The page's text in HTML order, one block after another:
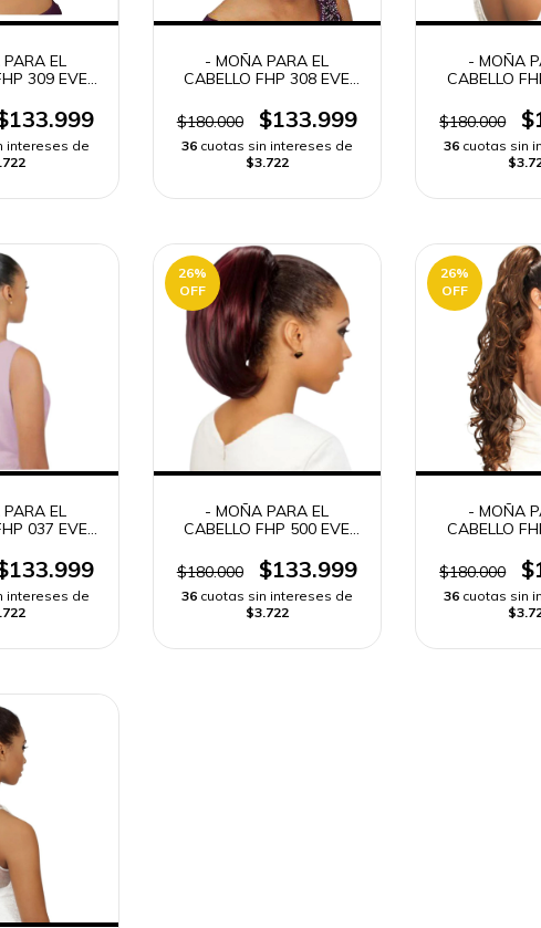
EL
309 EVE
-
intereses de
- MOÑA PARA EL
CABELLO FHP 308 EVE
DRAWSTRING -
$180.000 $133.999
36 cuotas sin intereses de
$3.722
- MOÑA
CABELLO
$180.000
36 cuotas sin
EL
037 EVE
-
intereses de
26%
OFF
- MOÑA PARA EL
CABELLO FHP 500 EVE
DRAWSTRING -
$180.000 $133.999
36 cuotas sin intereses de
$3.722
26%
OFF
- MOÑA
CABELLO
$180.000
36 cuotas sin